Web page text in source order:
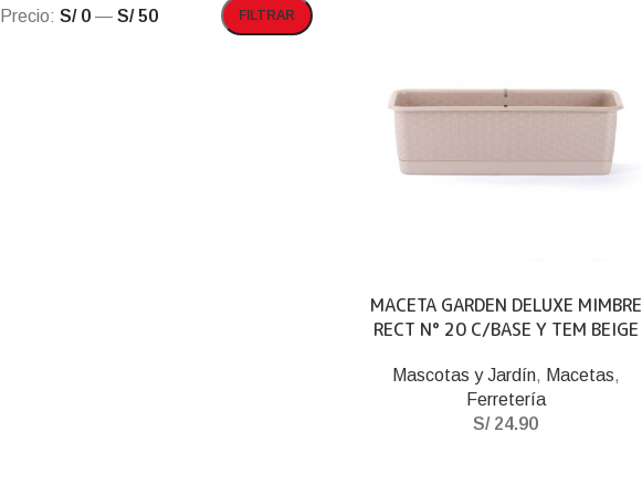
FILTRAR
Precio: S/ 0 — S/ 50
MACETA GARDEN DELUXE MIMBRE
RECT N° 20 C/BASE Y TEM BEIGE
Mascotas y Jardín, Macetas,
Ferretería
S/24.90